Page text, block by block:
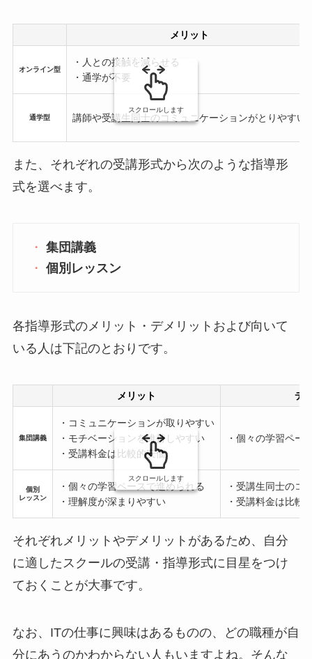
メリット
オンライン型
・人との接触を減らせる
・通学が不要
通学型 講師や受講生同士のコミュニケーションがとりやすい
スクロールします
また、それぞれの受講形式から次のような指導形
式を選べます。
集団講義
個別 レッスン
各指導形式のメリット・デメリットおよび向いて
いる人は下記のとおりです。
メリット デ
集団講義
・コミュニケーションが取りやすい
・モチベーションを維持しやすい
・受講料金は比較的安価
・個々の学習ペー
個別
レッスン
・個々の学習ペースで進められる
・理解度が深まりやすい
・受講生同士のコ
・受講料金は比較
スクロールします
それぞれメリットやデメリットがあるため、自分
に適したスクールの受講・指導形式に目星をつけ
ておくことが大事です。
なお、ITの仕事に興味はあるものの、どの職種が自
分にあうのかわからない人もいますよね。そんな